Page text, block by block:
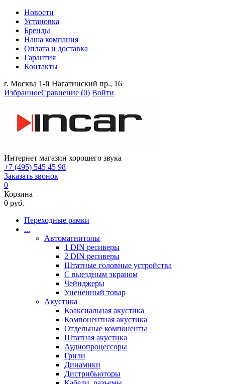
Новости
Установка
Бренды
Наша компания
Оплата и доставка
Гарантия
Контакты
г. Москва 1-й Нагатинский пр., 16
ИзбранноеСравнение (0) Войти
Интернет магазин хорошего звука
+7 (495) 545 45 98
Заказать звонок
0
Корзина
0 руб.
Переходные рамки
...
Автомагнитолы
1 DIN ресиверы
2 DIN ресиверы
Штатные головные устройства
С выездным экраном
Чейнджеры
Уцененный товар
Акустика
Коаксиальная акустика
Компонентная акустика
Отдельные компоненты
Штатная акустика
Аудиопроцессоры
Грили
Динамики
Дистрибьюторы